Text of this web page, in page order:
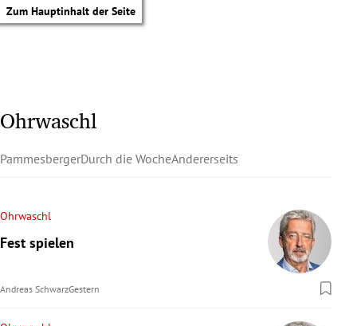
Zum Hauptinhalt der Seite
Ohrwaschl
PammesbergerDurch die WocheAndererseits
Ohrwaschl
Fest spielen
Andreas SchwarzGestern